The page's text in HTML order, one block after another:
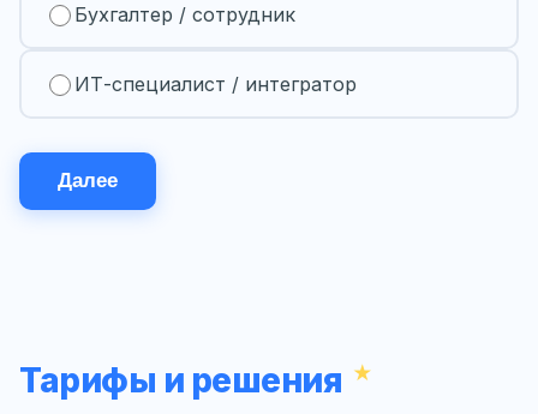
Бухгалтер / сотрудник
ИТ-специалист / интегратор
Далее
Тарифы и решения